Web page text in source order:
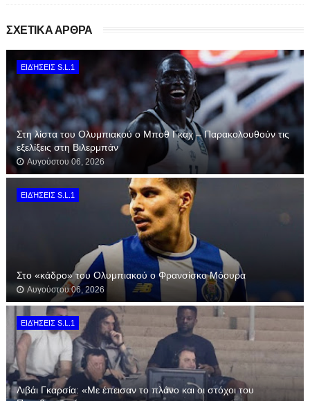
ΣΧΕΤΙΚΑ ΑΡΘΡΑ
ΕΙΔΉΣΕΙΣ S.L.1
Στη λίστα του Ολυμπιακού ο Μποθ Γκαχ – Παρακολουθούν τις
εξελίξεις στη Βιλερμπάν
Αυγούστου 06, 2026
ΕΙΔΉΣΕΙΣ S.L.1
Στο «κάδρο» του Ολυμπιακού ο Φρανσίσκο Μόουρα
Αυγούστου 06, 2026
ΕΙΔΉΣΕΙΣ S.L.1
Λιβάι Γκαρσία: «Με έπεισαν το πλάνο και οι στόχοι του